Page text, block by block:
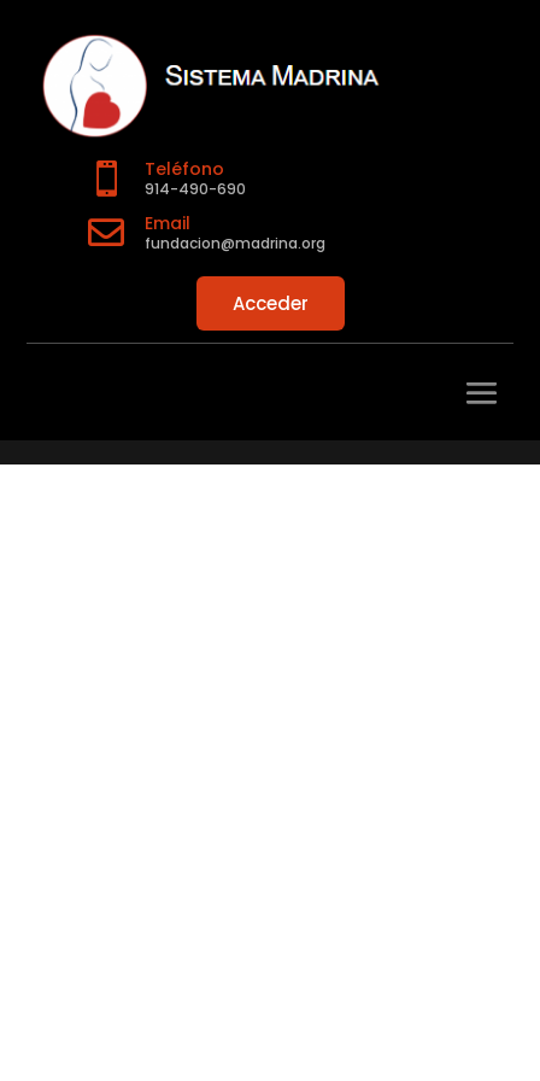
 Teléfono
914-490-690
 Email
fundacion@madrina.org
Acceder